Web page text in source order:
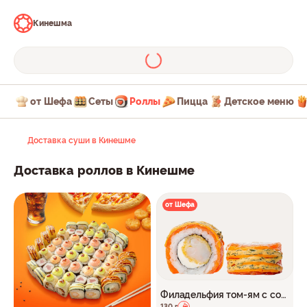
Кинешма
от Шефа Сеты Роллы Пицца Детское меню
Доставка суши в Кинешме
Доставка роллов в Кинешме
от Шефа
Филадельфия том-ям с соу